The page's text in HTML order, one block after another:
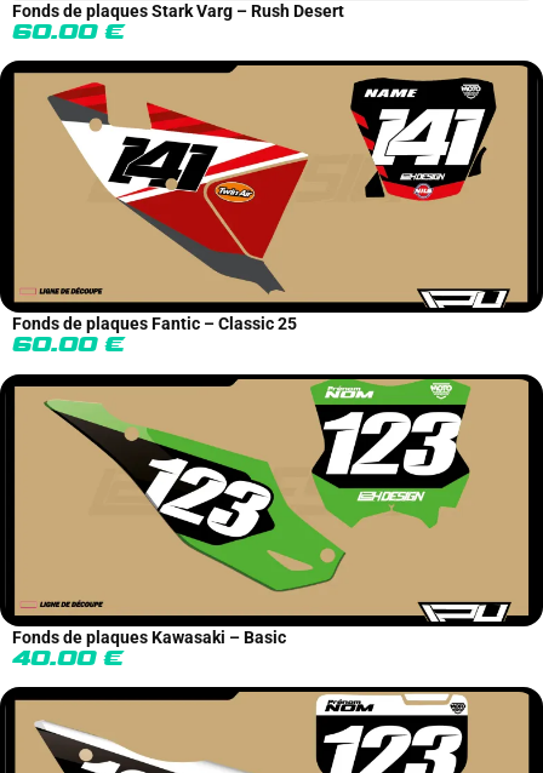
Fonds de plaques Stark Varg – Rush Desert
60.00 €
Fonds de plaques Fantic – Classic 25
60.00 €
Fonds de plaques Kawasaki – Basic
40.00 €